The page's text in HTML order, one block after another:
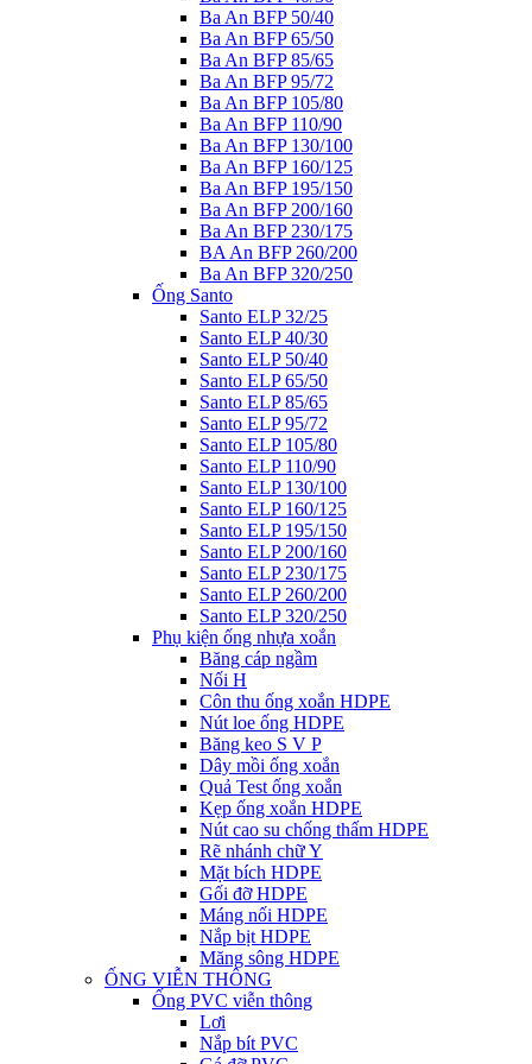
Ba An BFP 50/40
Ba An BFP 65/50
Ba An BFP 85/65
Ba An BFP 95/72
Ba An BFP 105/80
Ba An BFP 110/90
Ba An BFP 130/100
Ba An BFP 160/125
Ba An BFP 195/150
Ba An BFP 200/160
Ba An BFP 230/175
BA An BFP 260/200
Ba An BFP 320/250
Ống Santo
Santo ELP 32/25
Santo ELP 40/30
Santo ELP 50/40
Santo ELP 65/50
Santo ELP 85/65
Santo ELP 95/72
Santo ELP 105/80
Santo ELP 110/90
Santo ELP 130/100
Santo ELP 160/125
Santo ELP 195/150
Santo ELP 200/160
Santo ELP 230/175
Santo ELP 260/200
Santo ELP 320/250
Phụ kiện ống nhựa xoắn
Băng cáp ngầm
Nối H
Côn thu ống xoắn HDPE
Nút loe ống HDPE
Băng keo S V P
Dây mồi ống xoắn
Quả Test ống xoắn
Kẹp ống xoắn HDPE
Nút cao su chống thấm HDPE
Rẽ nhánh chữ Y
Mặt bích HDPE
Gối đỡ HDPE
Máng nối HDPE
Nắp bịt HDPE
Măng sông HDPE
ỐNG VIỄN THÔNG
Ống PVC viễn thông
Lơi
Nắp bít PVC